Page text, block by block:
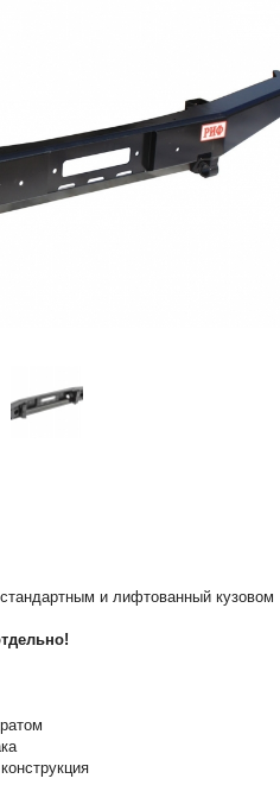
и лифтованный кузовом